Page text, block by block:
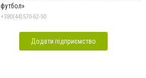
футбол»
+380(44)570-62-50
Додати підприємство